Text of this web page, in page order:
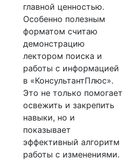
главной ценностью.
Особенно полезным
форматом считаю
демонстрацию
лектором поиска и
работы с информацией
в «КонсультантПлюс».
Это не только помогает
освежить и закрепить
навыки, но и
показывает
эффективный алгоритм
работы с изменениями.